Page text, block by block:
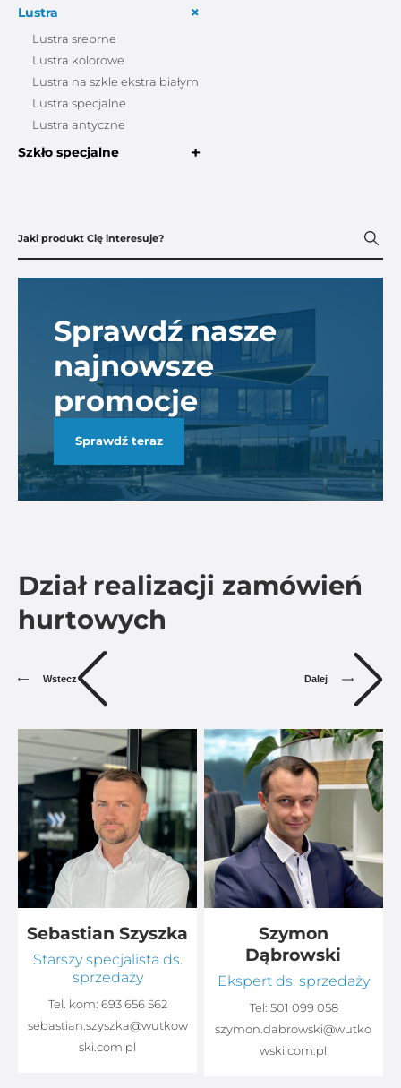
Lustra +
Lustra srebrne
Lustra kolorowe
Lustra na szkle ekstra białym
Lustra specjalne
Lustra antyczne
Szkło specjalne +
Sprawdź nasze
najnowsze
promocje
Sprawdź teraz
Dział realizacji zamówień
hurtowych
Wstecz Dalej
Sebastian Szyszka
Starszy specjalista ds.
sprzedaży
Tel. kom: 693 656 562
sebastian.szyszka@wutkow
ski.com.pl
Szymon
Dąbrowski
Ekspert ds. sprzedaży
Tel: 501 099 058
szymon.dabrowski@wutko
wski.com.pl